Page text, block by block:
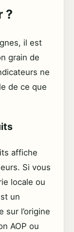
?
il est
grain de
ne
de ce que
affiche
Si vous
locale ou
un
sur l’origine
AOP ou